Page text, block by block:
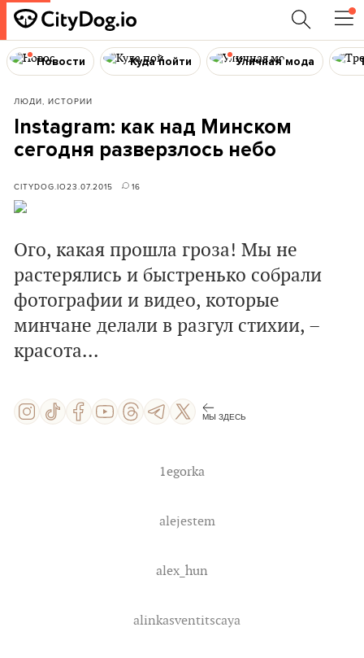
Новости Куда пойти Уличная мода
ЛЮДИ, ИСТОРИИ
Instagram: как над Минском
сегодня разверзлось небо
CITYDOG.IO23.07.2015 16
Ого, какая прошла гроза! Мы не
растерялись и быстренько собрали
фотографии и видео, которые
минчане делали в разгул стихии, –
красота...
МЫ ЗДЕСЬ
1egorka
alejestem
alex_hun
alinkasventitscaya